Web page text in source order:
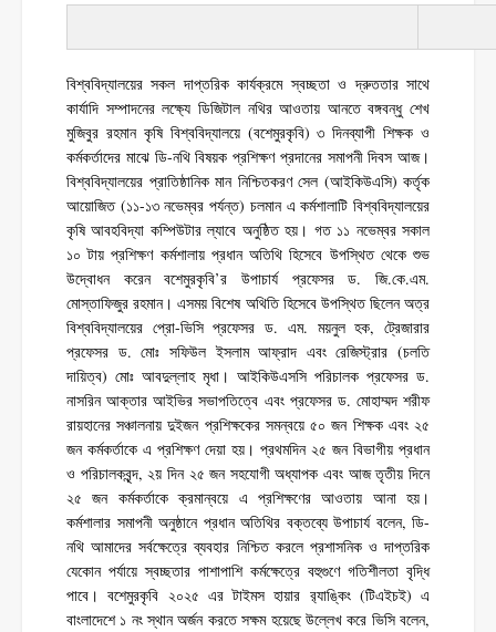
বিশ্ববিদ্যালয়ের সকল দাপ্তরিক কার্যক্রমে স্বচ্ছতা ও দ্রুততার সাথে
কার্যাদি সম্পাদনের লক্ষ্যে ডিজিটাল নথির আওতায় আনতে বঙ্গবন্ধু শেখ
মুজিবুর রহমান কৃষি বিশ্ববিদ্যালয়ে (বশেমুরকৃবি) ৩ দিনব্যাপী শিক্ষক ও
কর্মকর্তাদের মাঝে ডি-নথি বিষয়ক প্রশিক্ষণ প্রদানের সমাপনী দিবস আজ।
বিশ্ববিদ্যালয়ের প্রাতিষ্ঠানিক মান নিশ্চিতকরণ সেল (আইকিউএসি) কর্তৃক
আয়োজিত (১১-১৩ নভেম্বর পর্যন্ত) চলমান এ কর্মশালাটি বিশ্ববিদ্যালয়ের
কৃষি আবহবিদ্যা কম্পিউটার ল্যাবে অনুষ্ঠিত হয়। গত ১১ নভেম্বর সকাল
১০ টায় প্রশিক্ষণ কর্মশালায় প্রধান অতিথি হিসেবে উপস্থিত থেকে শুভ
উদ্বোধন করেন বশেমুরকৃবি’র উপাচার্য প্রফেসর ড. জি.কে.এম.
মোস্তাফিজুর রহমান। এসময় বিশেষ অথিতি হিসেবে উপস্থিত ছিলেন অত্র
বিশ্ববিদ্যালয়ের প্রো-ভিসি প্রফেসর ড. এম. ময়নুল হক, ট্রেজারার
প্রফেসর ড. মোঃ সফিউল ইসলাম আফ্রাদ এবং রেজিস্ট্রার (চলতি
দায়িত্ব) মোঃ আবদুল্লাহ মৃধা। আইকিউএসসি পরিচালক প্রফেসর ড.
নাসরিন আক্তার আইভির সভাপতিত্বে এবং প্রফেসর ড. মোহাম্মদ শরীফ
রায়হানের সঞ্চালনায় দুইজন প্রশিক্ষকের সমন্বয়ে ৫০ জন শিক্ষক এবং ২৫
জন কর্মকর্তাকে এ প্রশিক্ষণ দেয়া হয়। প্রথমদিন ২৫ জন বিভাগীয় প্রধান
ও পরিচালকবৃন্দ, ২য় দিন ২৫ জন সহযোগী অধ্যাপক এবং আজ তৃতীয় দিনে
২৫ জন কর্মকর্তাকে ক্রমান্বয়ে এ প্রশিক্ষণের আওতায় আনা হয়।
কর্মশালার সমাপনী অনুষ্ঠানে প্রধান অতিথির বক্তব্যে উপাচার্য বলেন, ডি-
নথি আমাদের সর্বক্ষেত্রে ব্যবহার নিশ্চিত করলে প্রশাসনিক ও দাপ্তরিক
যেকোন পর্যায়ে স্বচ্ছতার পাশাপাশি কর্মক্ষেত্রে বহুগুণে গতিশীলতা বৃদ্ধি
পাবে। বশেমুরকৃবি ২০২৫ এর টাইমস হায়ার র‌্যাঙ্কিং (টিএইচই) এ
বাংলাদেশে ১ নং স্থান অর্জন করতে সক্ষম হয়েছে উল্লেখ করে ভিসি বলেন,